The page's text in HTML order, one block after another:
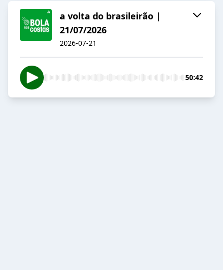
a volta do brasileirão |
21/07/2026
2026-07-21
50:42